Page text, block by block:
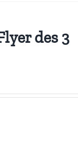
des 3